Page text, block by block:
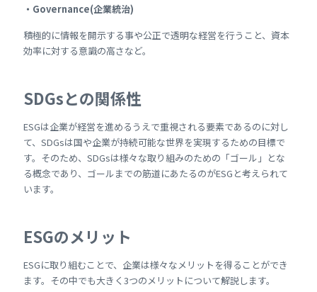
・Governance(企業統治)
積極的に情報を開示する事や公正で透明な経営を行うこと、資本
効率に対する意識の高さなど。
SDGsとの関係性
ESGは企業が経営を進めるうえで重視される要素であるのに対し
て、SDGsは国や企業が持続可能な世界を実現するための目標で
す。そのため、SDGsは様々な取り組みのための「ゴール」とな
る概念であり、ゴールまでの筋道にあたるのがESGと考えられて
います。
ESGのメリット
ESGに取り組むことで、企業は様々なメリットを得ることができ
ます。その中でも大きく3つのメリットについて解説します。